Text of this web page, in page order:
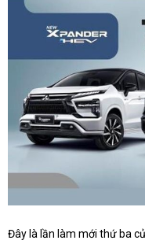
Đây là lần làm mới thứ ba